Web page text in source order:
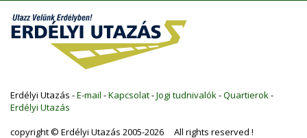
Erdélyi Utazás -E-mail -Kapcsolat-Jogi tudnivalók-Quartierok-
Erdélyi Utazás
copyright © Erdélyi Utazás 2005-2026 All rights reserved !